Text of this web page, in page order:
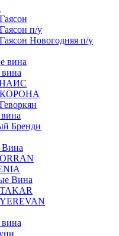
п/у
Новогодняя п/у
вина
КОРОНА
Бренди
Вина
Вина